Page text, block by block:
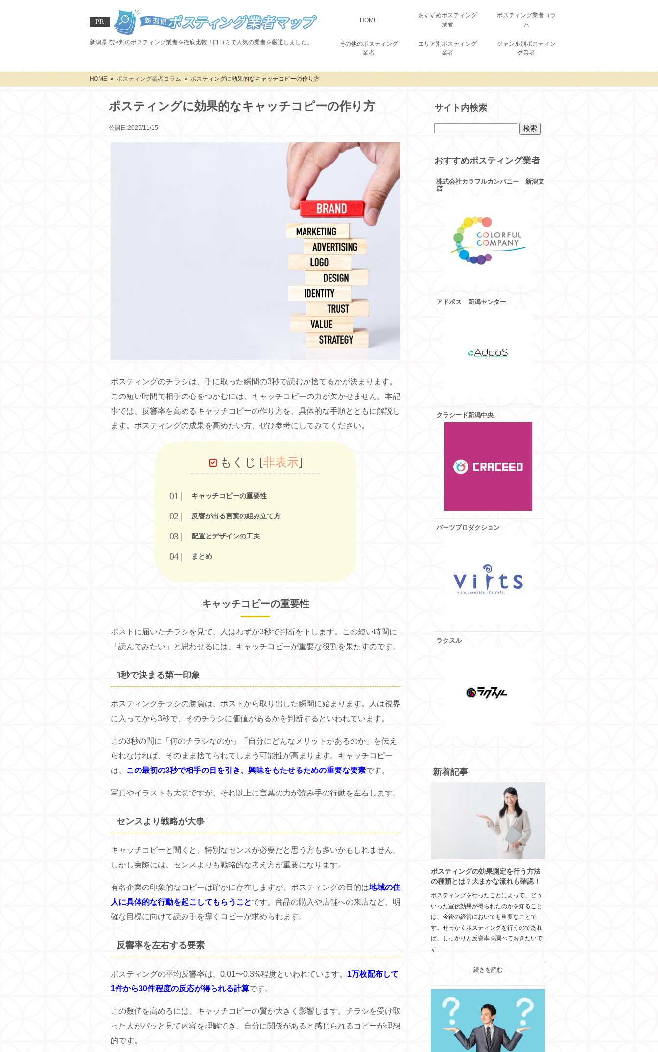
PR
新潟県で評判のポスティング業者を徹底比較！口コミで人気の業者を厳選しました。
HOME
おすすめポスティング
業者
ポスティング業者コラ
ム
その他のポスティング
業者
エリア別ポスティング
業者
ジャンル別ポスティン
グ業者
HOME »ポスティング業者コラム » ポスティングに効果的なキャッチコピーの作り方
ポスティングに効果的なキャッチコピーの作り方
公開日:2025/11/15
ポスティングのチラシは、手に取った瞬間の3秒で読むか捨てるかが決まります。
この短い時間で相手の心をつかむには、キャッチコピーの力が欠かせません。本記
事では、反響率を高めるキャッチコピーの作り方を、具体的な手順とともに解説し
ます。ポスティングの成果を高めたい方、ぜひ参考にしてみてください。
もくじ [非表示]
キャッチコピーの重要性
反響が出る言葉の組み立て方
配置とデザインの工夫
まとめ
キャッチコピーの重要性
ポストに届いたチラシを見て、人はわずか3秒で判断を下します。この短い時間に
「読んでみたい」と思わせるには、キャッチコピーが重要な役割を果たすのです。
3秒で決まる第一印象
ポスティングチラシの勝負は、ポストから取り出した瞬間に始まります。人は視界
に入ってから3秒で、そのチラシに価値があるかを判断するといわれています。
この3秒の間に「何のチラシなのか」「自分にどんなメリットがあるのか」を伝え
られなければ、そのまま捨てられてしまう可能性が高まります。キャッチコピー
は、 この最初の3秒で相手の目を引き、興味をもたせるための重要な要素です。
写真やイラストも大切ですが、それ以上に言葉の力が読み手の行動を左右します。
センスより戦略が大事
キャッチコピーと聞くと、特別なセンスが必要だと思う方も多いかもしれません。
しかし実際には、センスよりも戦略的な考え方が重要になります。
有名企業の印象的なコピーは確かに存在しますが、ポスティングの目的は地域の住
人に具体的な行動を起こしてもらうことです。商品の購入や店舗への来店など、明
確な目標に向けて読み手を導くコピーが求められます。
反響率を左右する要素
ポスティングの平均反響率は、0.01〜0.3%程度といわれています。 1万枚配布して
1件から30件程度の反応が得られる計算です。
この数値を高めるには、キャッチコピーの質が大きく影響します。チラシを受け取
った人がパッと見て内容を理解でき、自分に関係があると感じられるコピーが理想
的です。
サイト内検索
おすすめポスティング業者
株式会社カラフルカンパニー 新潟支
店
アドポス 新潟センター
クラシード新潟中央
バーツプロダクション
ラクスル
新着記事
ポスティングの効果測定を行う方法
の種類とは？大まかな流れも確認！
ポスティングを行ったことによって、どう
いった宣伝効果が得られたのかを知ること
は、今後の経営においても重要なことで
す。せっかくポスティングを行うのであれ
ば、しっかりと反響率を調べておきたいで
す
続きを読む